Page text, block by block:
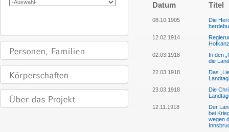
Datum Titel
08.10.1905
Die
12.02.1914
02.03.1918
In den
die
22.03.1918
Das
23.03.1918
Die
12.11.1918
Der
bei
wegen